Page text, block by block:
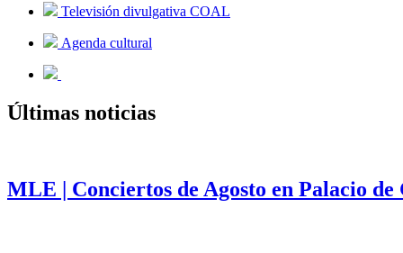
Televisión divulgativa COAL
Agenda cultural
Últimas noticias
MLE | Conciertos de Agosto en Palacio